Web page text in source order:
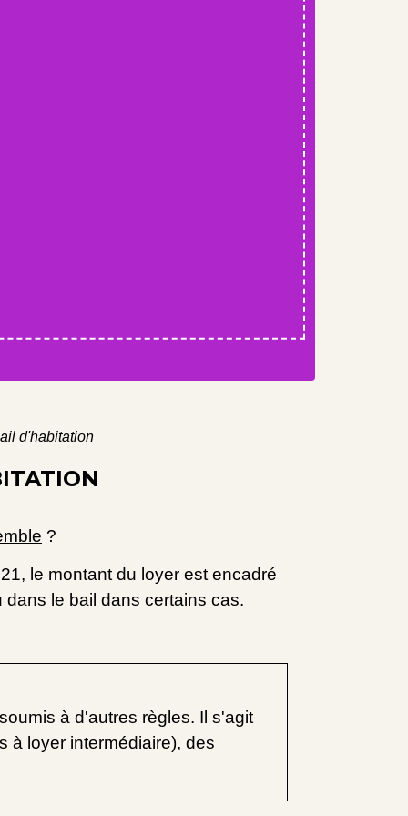
d'habitation
?
le montant du loyer est encadré
le bail dans certains cas.
à d'autres règles. Il s'agit
à loyer intermédiaire), des